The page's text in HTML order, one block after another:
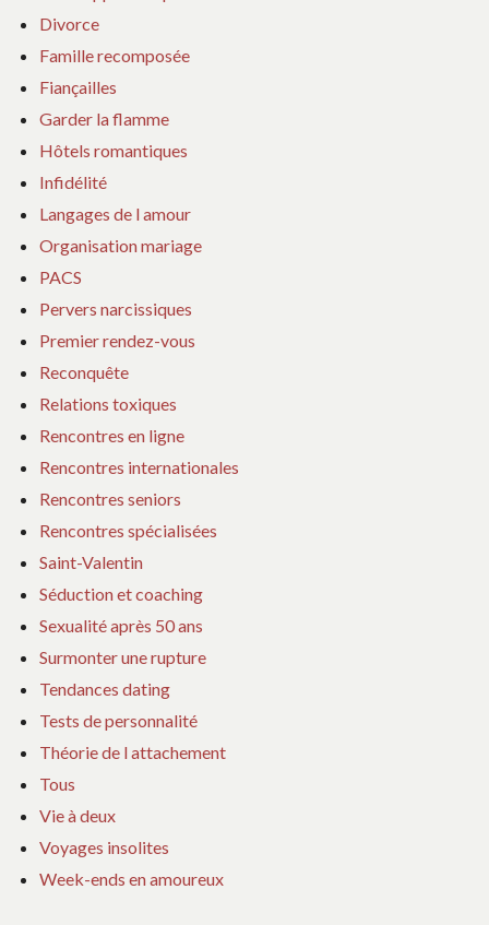
Divorce
Famille recomposée
Fiançailles
Garder la flamme
Hôtels romantiques
Infidélité
Langages de l amour
Organisation mariage
PACS
Pervers narcissiques
Premier rendez-vous
Reconquête
Relations toxiques
Rencontres en ligne
Rencontres internationales
Rencontres seniors
Rencontres spécialisées
Saint-Valentin
Séduction et coaching
Sexualité après 50 ans
Surmonter une rupture
Tendances dating
Tests de personnalité
Théorie de l attachement
Tous
Vie à deux
Voyages insolites
Week-ends en amoureux